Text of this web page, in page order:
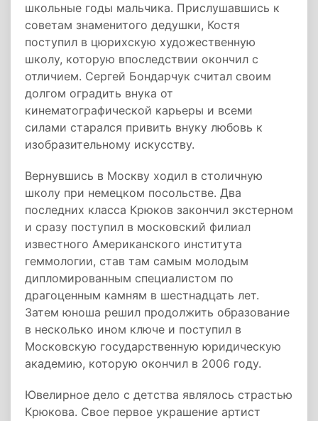
школьные годы мальчика. Прислушавшись к
советам знаменитого дедушки, Костя
поступил в цюрихскую художественную
школу, которую впоследствии окончил с
отличием. Сергей Бондарчук считал своим
долгом оградить внука от
кинематографической карьеры и всеми
силами старался привить внуку любовь к
изобразительному искусству.
Вернувшись в Москву ходил в столичную
школу при немецком посольстве. Два
последних класса Крюков закончил экстерном
и сразу поступил в московский филиал
известного Американского института
геммологии, став там самым молодым
дипломированным специалистом по
драгоценным камням в шестнадцать лет.
Затем юноша решил продолжить образование
в несколько ином ключе и поступил в
Московскую государственную юридическую
академию, которую окончил в 2006 году.
Ювелирное дело с детства являлось страстью
Крюкова. Свое первое украшение артист